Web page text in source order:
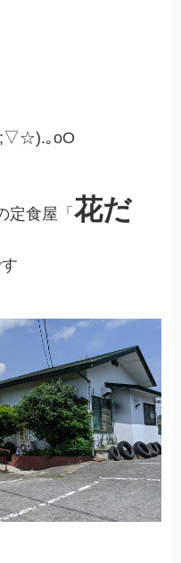
｡oO
定食屋「花だ